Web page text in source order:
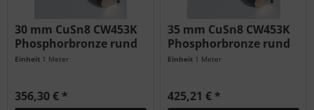
30 mm CuSn8 CW453K
Phosphorbronze rund
Einheit 1 Meter
356,30 € *
35 mm CuSn8 CW453K
Phosphorbronze rund
Einheit 1 Meter
425,21 € *